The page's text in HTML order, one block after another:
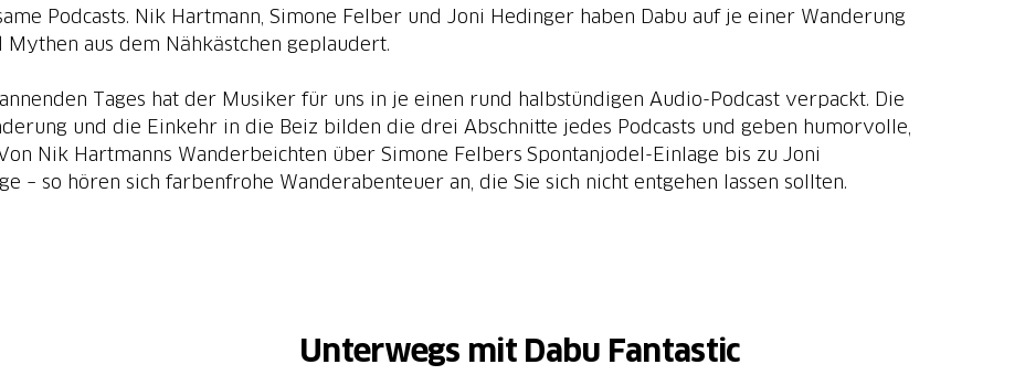
Podcasts. Nik Hartmann, Simone Felber und Joni Hedinger haben Dabu auf je einer Wanderung
aus dem Nähkästchen geplaudert.
Tages hat der Musiker für uns in je einen rund halbstündigen Audio-Podcast verpackt. Die
und die Einkehr in die Beiz bilden die drei Abschnitte jedes Podcasts und geben humorvolle,
Nik Hartmanns Wanderbeichten über Simone Felbers Spontanjodel-Einlage bis zu Joni
– so hören sich farbenfrohe Wanderabenteuer an, die Sie sich nicht entgehen lassen sollten.
Unterwegs mit Dabu Fantastic